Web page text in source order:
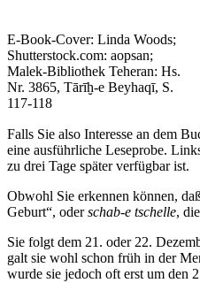
E-Book-Cover: Linda Woods;
Shutterstock.com: aopsan;
Malek-Bibliothek Teheran: Hs.
Nr. 3865, Tārīḫ-e Beyhaqī, S.
117-118
Falls Sie also Interesse an dem
eine ausführliche Leseprobe.
zu drei Tage später verfügbar ist.
Obwohl Sie erkennen können,
Geburt“, oderschab-e tschelle,
Sie folgt dem 21. oder 22.
galt sie wohl schon früh in der
wurde sie jedoch oft erst um den